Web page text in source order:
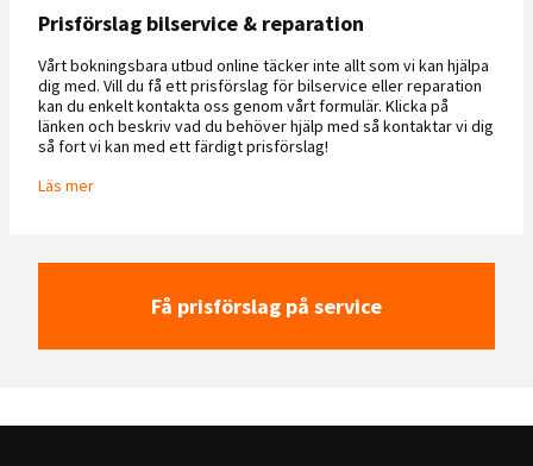
Prisförslag bilservice & reparation
Vårt bokningsbara utbud online täcker inte allt som vi kan hjälpa
dig med. Vill du få ett prisförslag för bilservice eller reparation
kan du enkelt kontakta oss genom vårt formulär. Klicka på
länken och beskriv vad du behöver hjälp med så kontaktar vi dig
så fort vi kan med ett färdigt prisförslag!
Läs mer
Få prisförslag på service